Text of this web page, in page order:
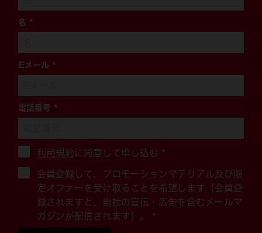
名 *
Eメール *
電話番号 *
利用規約に同意して申し込む *
会員登録して、プロモーションマテリアル及び限
定オファーを受け取ることを希望します（会員登
録されますと、当社の宣伝・広告を含むメールマ
ガジンが配信されます）。 *